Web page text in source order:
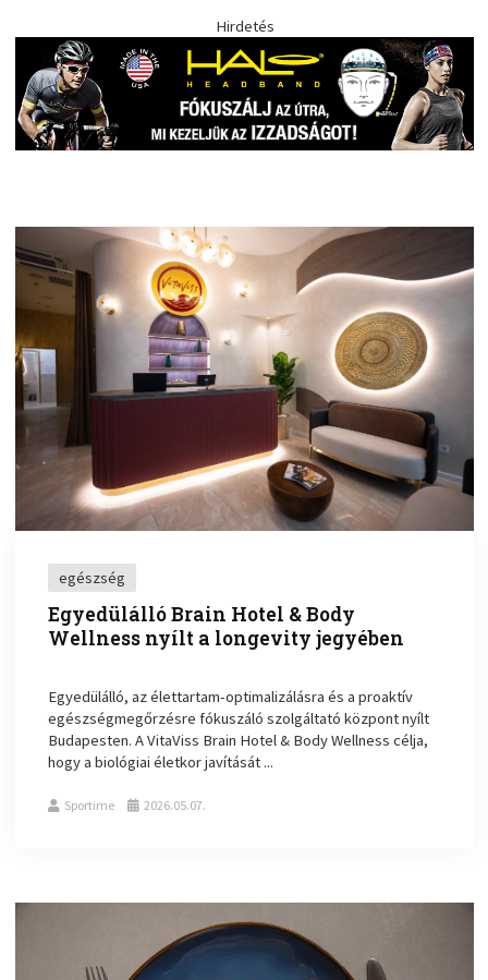
Hirdetés
egészség
Egyedülálló Brain Hotel & Body
Wellness nyílt a longevity jegyében
Egyedülálló, az élettartam-optimalizálásra és a proaktív
egészségmegőrzésre fókuszáló szolgáltató központ nyílt
Budapesten. A VitaViss Brain Hotel & Body Wellness célja,
hogy a biológiai életkor javítását ...
Sportime 2026.05.07.